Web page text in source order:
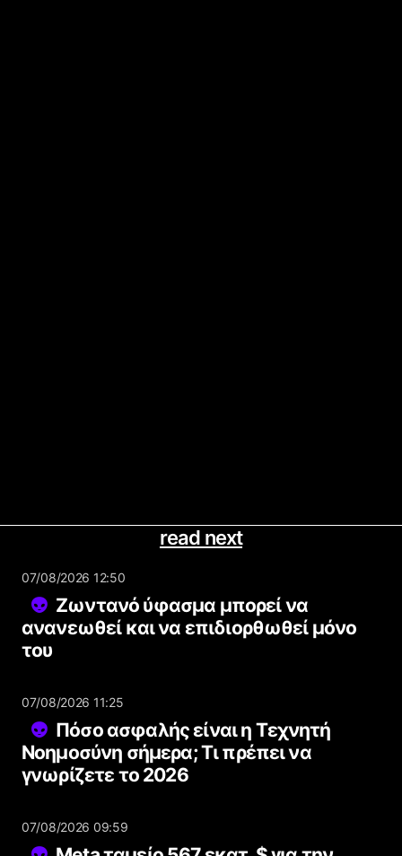
read next
07/08/2026 12:50
Ζωντανό ύφασμα μπορεί να
ανανεωθεί και να επιδιορθωθεί μόνο
του
07/08/2026 11:25
Πόσο ασφαλής είναι η Τεχνητή
Νοημοσύνη σήμερα; Τι πρέπει να
γνωρίζετε το 2026
07/08/2026 09:59